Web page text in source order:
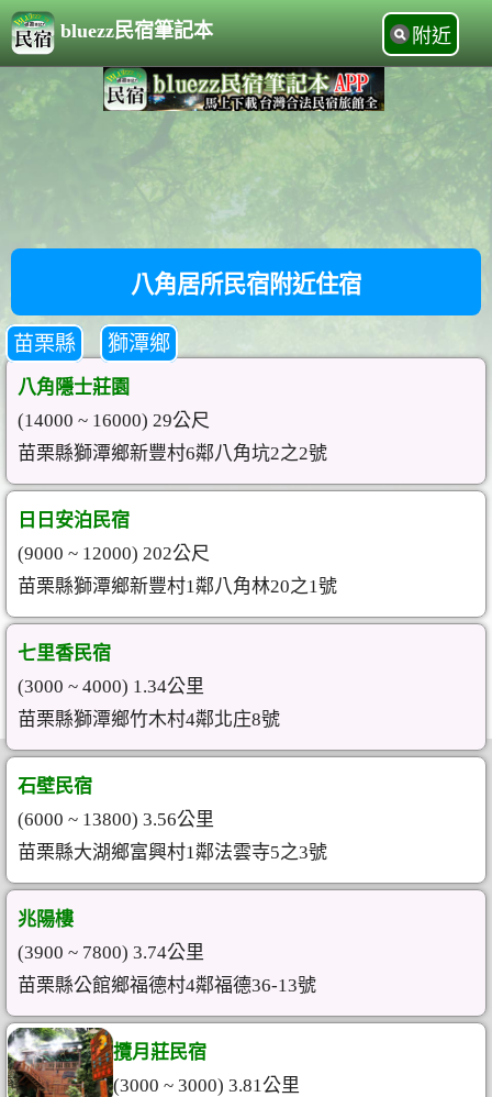
bluezz民宿筆記本 附近
八角居所民宿附近住宿
苗栗縣 獅潭鄉
八角隱士莊園
(14000 ~ 16000) 29公尺
苗栗縣獅潭鄉新豐村6鄰八角坑2之2號
日日安泊民宿
(9000 ~ 12000) 202公尺
苗栗縣獅潭鄉新豐村1鄰八角林20之1號
七里香民宿
(3000 ~ 4000) 1.34公里
苗栗縣獅潭鄉竹木村4鄰北庄8號
石壁民宿
(6000 ~ 13800) 3.56公里
苗栗縣大湖鄉富興村1鄰法雲寺5之3號
兆陽樓
(3900 ~ 7800) 3.74公里
苗栗縣公館鄉福德村4鄰福德36-13號
攬月莊民宿
(3000 ~ 3000) 3.81公里